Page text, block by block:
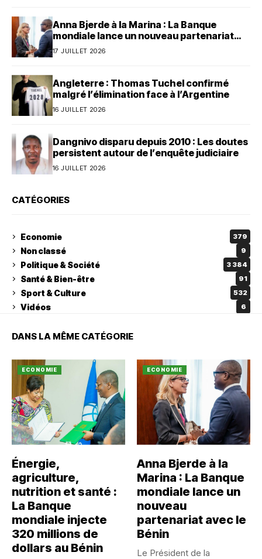
Anna Bjerde à la Marina : La Banque
mondiale lance un nouveau partenariat
avec le Bénin
17 JUILLET 2026
Angleterre : Thomas Tuchel confirmé
malgré l’élimination face à l’Argentine
16 JUILLET 2026
Dangnivo disparu depuis 2010 : Les doutes
persistent autour de l’enquête judiciaire
16 JUILLET 2026
CATÉGORIES
Economie 379
Non classé 9
Politique & Société 3 384
Santé & Bien-être 91
Sport & Culture 532
Vidéos 6
DANS LA MÊME CATÉGORIE
ECONOMIE
Énergie,
agriculture,
nutrition et santé :
La Banque
mondiale injecte
320 millions de
dollars au Bénin
ECONOMIE
Anna Bjerde à la
Marina : La Banque
mondiale lance un
nouveau
partenariat avec le
Bénin
Le Président de la